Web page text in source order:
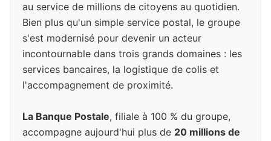
au service de millions de citoyens au quotidien.
Bien plus qu'un simple service postal, le groupe
s'est modernisé pour devenir un acteur
incontournable dans trois grands domaines : les
services bancaires, la logistique de colis et
l'accompagnement de proximité.
La Banque Postale, filiale à 100 % du groupe,
accompagne aujourd'hui plus de 20 millions de